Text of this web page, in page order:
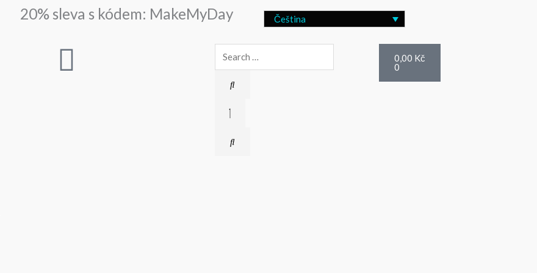
20% sleva s kódem: MakeMyDay Čeština
Search
…
0,00 Kč
0
Cart